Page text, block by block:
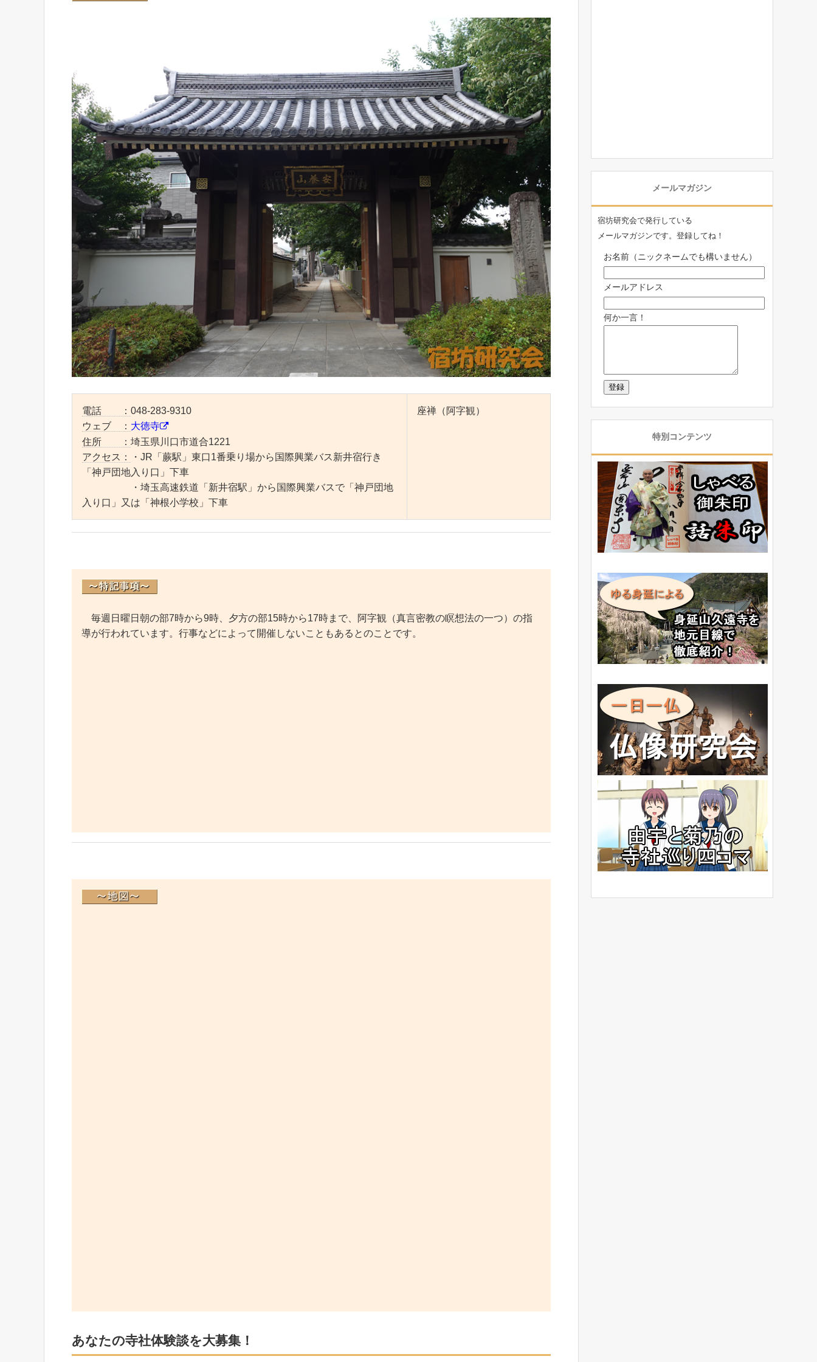
電話 ： 048-283-9310
ウェブ ： 大徳寺
住所 ： 埼玉県川口市道合1221
アクセス：
・JR「蕨駅」東口1番乗り場から国際興業バス新井宿行き
「神戸団地入り口」下車
・埼玉高速鉄道「新井宿駅」から国際興業バスで「神戸団地
入り口」又は「神根小学校」下車
座禅（阿字観）
毎週日曜日朝の部7時から9時、夕方の部15時から17時まで、阿字観（真言密教の瞑想法の一つ）の指
導が行われています。行事などによって開催しないこともあるとのことです。
あなたの寺社体験談を大募集！
メールマガジン
宿坊研究会で発行している
メールマガジンです。登録してね！
お名前（ニックネームでも構いません）
メールアドレス
何か一言！
特別コンテンツ